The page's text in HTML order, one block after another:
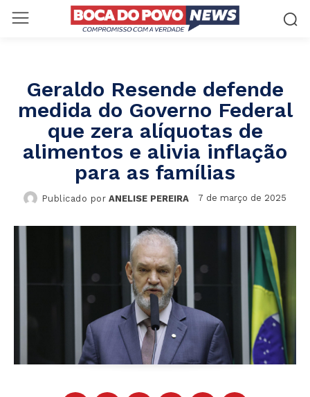
Geraldo Resende defende
medida do Governo Federal
que zera alíquotas de
alimentos e alivia inflação
para as famílias
Publicado por ANELISE PEREIRA 7 de março de 2025